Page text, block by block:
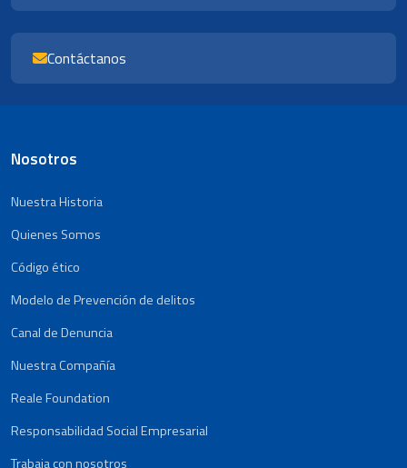
Contáctanos
Nosotros
Nuestra Historia
Quienes Somos
Código ético
Modelo de Prevención de delitos
Canal de Denuncia
Nuestra Compañía
Reale Foundation
Responsabilidad Social Empresarial
Trabaja con nosotros